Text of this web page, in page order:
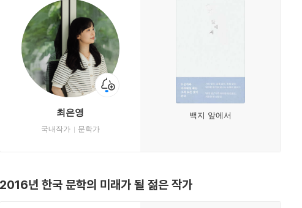
최은영
국내작가 문학가
백지 앞에서
2016년 한국 문학의 미래가 될 젊은 작가